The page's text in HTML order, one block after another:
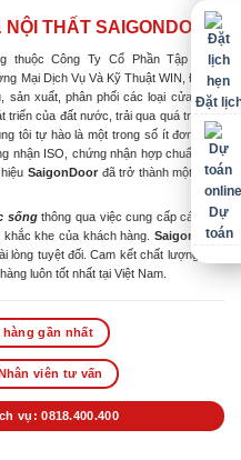
THẤT SAIGONDOOR
thuộc Công Ty Cổ Phần Tập Đoàn
Mại Dịch Vụ Và Kỹ Thuật WIN, Đơn vị
sản xuất, phân phối các loại cửa & nội
của đất nước, trải qua quá trình nỗ
tôi tự hào là một trong số ít đơn vị có
nhận ISO, chứng nhận hợp chuẩn hợp
SaigonDoor đã trở thành một trong
sốngthông qua việc cung cấp các sản
khe của khách hàng. SaigonDoor
tuyệt đối. Cam kết chất lượng dịch
luôn tốt nhất tại Việt Nam.
hàng gần nhất
viên tư vấn
vụ: 0818.400.400
Đặt
Dự
toán